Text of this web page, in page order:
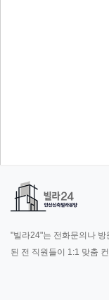
"빌라24"는 전화문의나
된 전 직원들이 1:1 맞춤